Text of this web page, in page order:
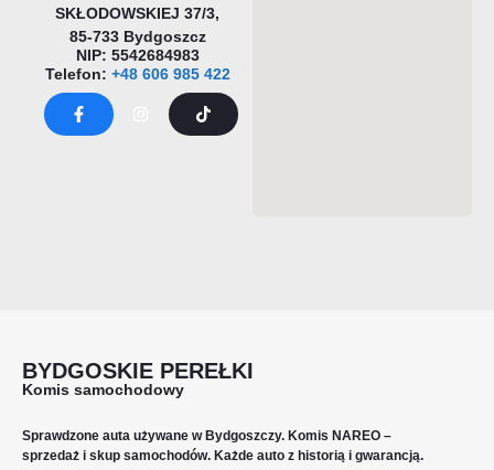
SKŁODOWSKIEJ 37/3,
85-733 Bydgoszcz
NIP: 5542684983
Telefon: +48 606 985 422
BYDGOSKIE PEREŁKI
Komis samochodowy
Sprawdzone auta używane w Bydgoszczy. Komis NAREO –
sprzedaż i skup samochodów. Każde auto z historią i gwarancją.